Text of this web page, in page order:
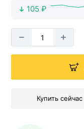
105 ₽
Купить сейчас